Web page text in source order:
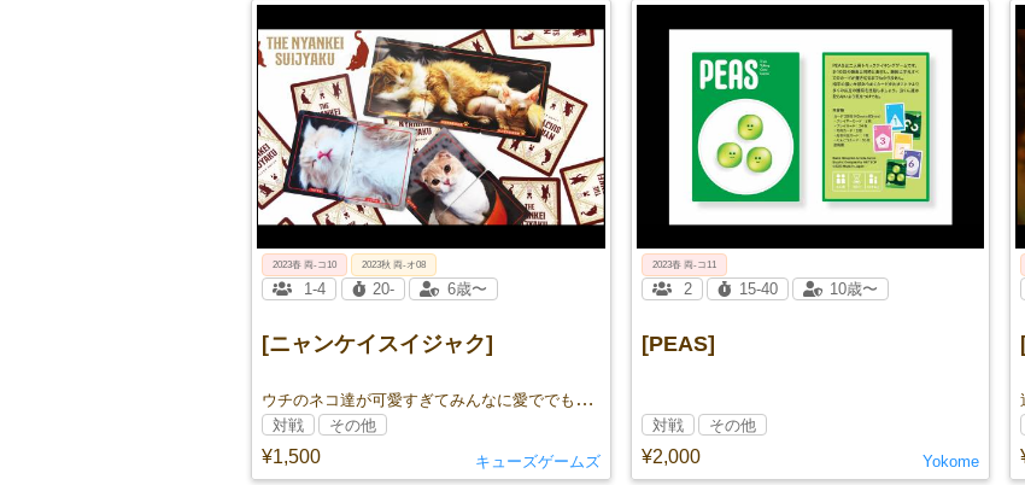
[ニャンケイスイジャク]
ウチのネコ達が可愛すぎてみんなに愛ででもらいたいから神経衰弱にしました
¥1,500
2023春 両‐コ10 2023秋 両-オ08
1-4 20- 6歳〜
対戦 その他
キューズゲームズ
[PEAS]
¥2,000
2023春 両‐コ11
2 15-40 10歳〜
対戦 その他
Yokome